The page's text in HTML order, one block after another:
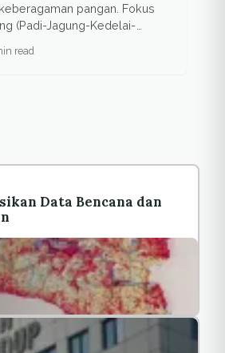
pangan. Fokus
(Padi-Jagung-Kedelai-
read
Data Bencana dan